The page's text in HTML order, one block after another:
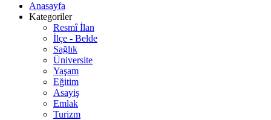
Anasayfa
Kategoriler
Resmî İlan
İlçe - Belde
Sağlık
Üniversite
Yaşam
Eğitim
Asayiş
Emlak
Turizm